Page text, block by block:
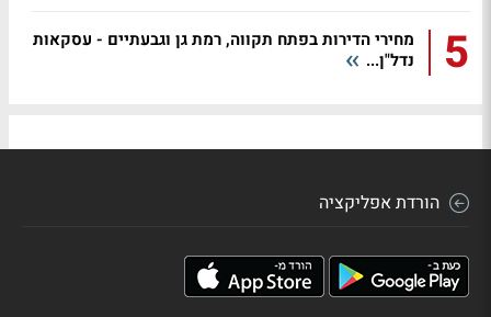
5
מחירי הדירות בפתח תקווה, רמת גן וגבעתיים - עסקאות
נדל"ן...
הורדת אפליקציה